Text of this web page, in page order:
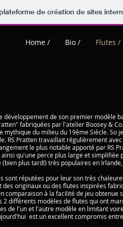
de création de sites
Home / Bio / Flutes /
de son premier modèle
fabriquées par l'atelier Boosey & Co.
mythique du milieu du 19ème Siècle.
RS Pratten travaillait régulièrement
le plus notable apporté par RS
qu'une perce plus large et simplifiée
(bien plus tard!) très populaires en
sont réputées pour leur son très
des originaux ou des flutes inspirées
comparaison à la facilité de jeu obtenue
2 différents modèles de flutes qui ont
de l'un et l'autre modèle en limitant
est un excellent compromis